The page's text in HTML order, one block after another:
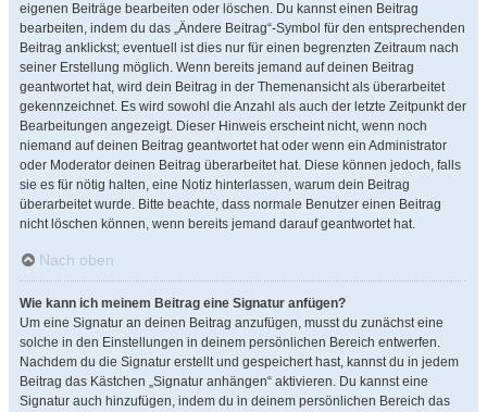
eigenen Beiträge bearbeiten oder löschen. Du kannst einen Beitrag
bearbeiten, indem du das „Ändere Beitrag“-Symbol für den entsprechenden
Beitrag anklickst; eventuell ist dies nur für einen begrenzten Zeitraum nach
seiner Erstellung möglich. Wenn bereits jemand auf deinen Beitrag
geantwortet hat, wird dein Beitrag in der Themenansicht als überarbeitet
gekennzeichnet. Es wird sowohl die Anzahl als auch der letzte Zeitpunkt der
Bearbeitungen angezeigt. Dieser Hinweis erscheint nicht, wenn noch
niemand auf deinen Beitrag geantwortet hat oder wenn ein Administrator
oder Moderator deinen Beitrag überarbeitet hat. Diese können jedoch, falls
sie es für nötig halten, eine Notiz hinterlassen, warum dein Beitrag
überarbeitet wurde. Bitte beachte, dass normale Benutzer einen Beitrag
nicht löschen können, wenn bereits jemand darauf geantwortet hat.
Nach oben
Wie kann ich meinem Beitrag eine Signatur anfügen?
Um eine Signatur an deinen Beitrag anzufügen, musst du zunächst eine
solche in den Einstellungen in deinem persönlichen Bereich entwerfen.
Nachdem du die Signatur erstellt und gespeichert hast, kannst du in jedem
Beitrag das Kästchen „Signatur anhängen“ aktivieren. Du kannst eine
Signatur auch hinzufügen, indem du in deinem persönlichen Bereich das